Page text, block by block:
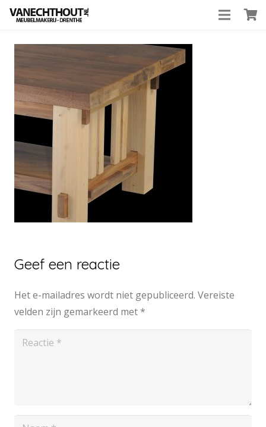
Geef een reactie
Het e-mailadres wordt niet gepubliceerd. Vereiste
velden zijn gemarkeerd met*